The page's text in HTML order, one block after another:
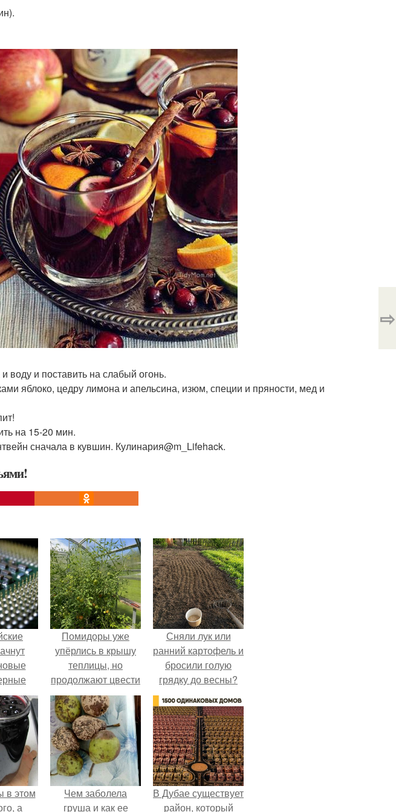
воду и поставить на слабый огонь.
яблоко, цедру лимона и апельсина, изюм, специи и пряности, мед и
на 15-20 мин.
сначала в кувшин. Кулинария@m_Lifehack.
⇨
Помидоры уже
упёрлись в крышу
теплицы, но
продолжают цвести
как сумасшедшие?
Сняли лук или
ранний картофель и
бросили голую
грядку до весны?
в этом
а
Чем заболела
груша и как ее
В Дубае существует
район, который